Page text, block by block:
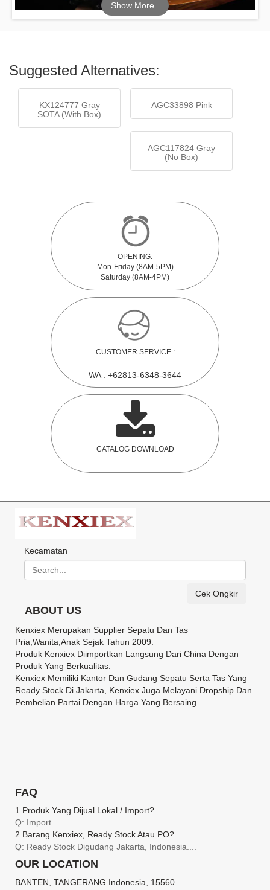
Show More..
Suggested Alternatives:
KX124777 Gray
SOTA (With Box)
AGC33898 Pink
AGC117824 Gray
(No Box)
OPENING:
Mon-Friday (8AM-5PM)
Saturday (8AM-4PM)
CUSTOMER SERVICE :
WA : +62813-6348-3644
CATALOG DOWNLOAD
Kecamatan
Cek Ongkir
ABOUT US
Kenxiex Merupakan Supplier Sepatu Dan Tas
Pria,Wanita,Anak Sejak Tahun 2009.
Produk Kenxiex Diimportkan Langsung Dari China Dengan
Produk Yang Berkualitas.
Kenxiex Memiliki Kantor Dan Gudang Sepatu Serta Tas Yang
Ready Stock Di Jakarta, Kenxiex Juga Melayani Dropship Dan
Pembelian Partai Dengan Harga Yang Bersaing.
FAQ
1.produk Yang Dijual Lokal / Import?
Q: Import
2.barang Kenxiex, Ready Stock Atau PO?
Q: Ready Stock Digudang Jakarta, Indonesia....
OUR LOCATION
BANTEN, TANGERANG Indonesia, 15560